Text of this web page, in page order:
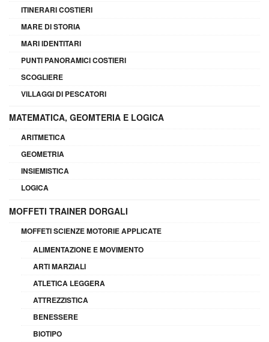
ITINERARI COSTIERI
MARE DI STORIA
MARI IDENTITARI
PUNTI PANORAMICI COSTIERI
SCOGLIERE
VILLAGGI DI PESCATORI
MATEMATICA, GEOMTERIA E LOGICA
ARITMETICA
GEOMETRIA
INSIEMISTICA
LOGICA
MOFFETI TRAINER DORGALI
MOFFETI SCIENZE MOTORIE APPLICATE
ALIMENTAZIONE E MOVIMENTO
ARTI MARZIALI
ATLETICA LEGGERA
ATTREZZISTICA
BENESSERE
BIOTIPO